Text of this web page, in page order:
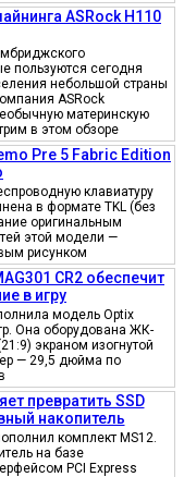
ASRock H110
пользуются сегодня
небольшой страны
ASRock
материнскую
в этом обзоре
Pre 5 Fabric Edition
клавиатуру
в формате TKL (без
оригинальным
этой модели —
рисунком
CR2 обеспечит
в игру
модель Optix
Она оборудована ЖК-
экраном изогнутой
— 29,5 дюйма по
превратить SSD
накопитель
комплект MS12.
на базе
PCI Express